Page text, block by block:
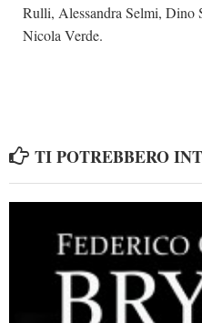
Rulli, Alessandra Selmi,
Nicola Verde.
TI POTREBBERO